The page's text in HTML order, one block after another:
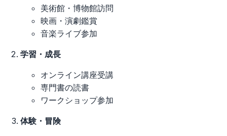
美術館・博物館訪問
映画・演劇鑑賞
音楽ライブ参加
学習・成長
オンライン講座受講
専門書の読書
ワークショップ参加
体験・冒険